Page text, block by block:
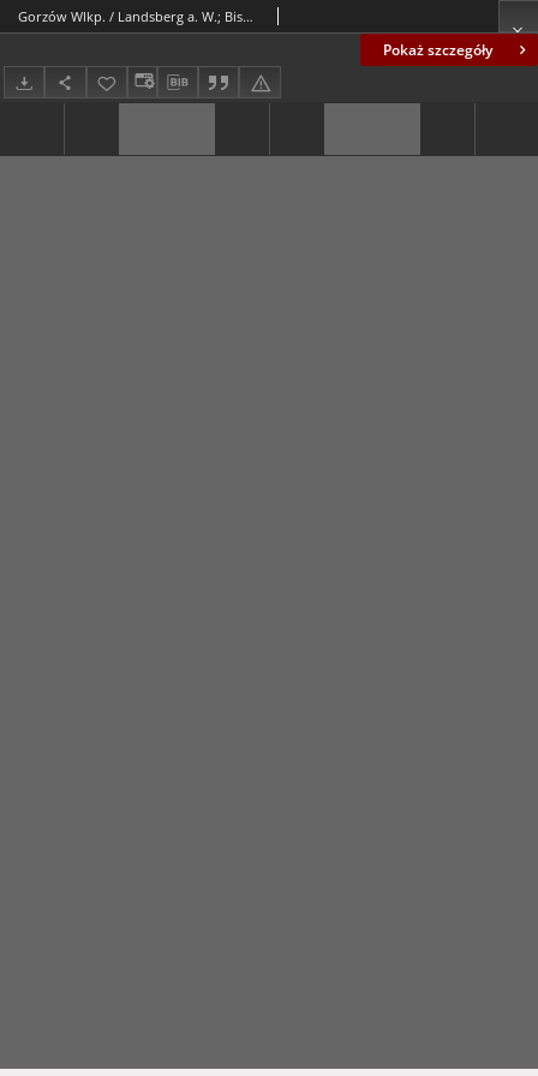
Pokaż szczegóły
Gorzów Wlkp. / Landsberg a. W.; Bismarckstraße